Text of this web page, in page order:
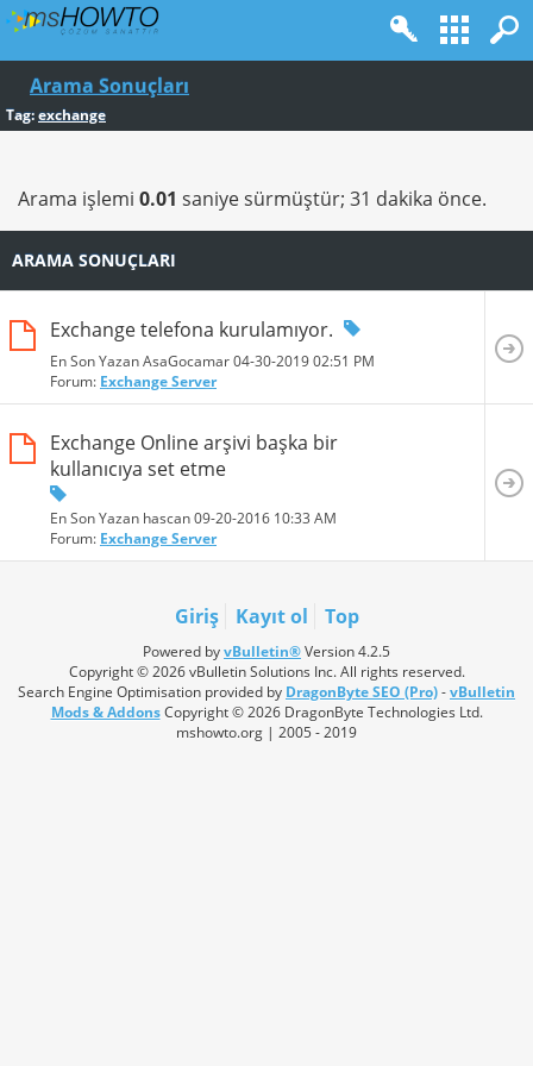
Arama Sonuçları
Tag:exchange
Arama işlemi 0.01 saniye sürmüştür; 31 dakika önce.
ARAMA SONUÇLARI
Exchange telefona kurulamıyor.
En Son Yazan AsaGocamar 04-30-201902:51 PM
Forum: Exchange Server
Exchange Online arşivi başka bir
kullanıcıya set etme
En Son Yazan hascan 09-20-2016 10:33 AM
Forum: Exchange Server
Giriş Kayıt ol Top
Powered byvBulletin®Version 4.2.5
Copyright © 2026 vBulletin Solutions Inc. All rights reserved.
Search Engine Optimisation provided by DragonByte SEO (Pro)-vBulletin
Mods & AddonsCopyright © 2026 DragonByte Technologies Ltd.
mshowto.org | 2005 - 2019